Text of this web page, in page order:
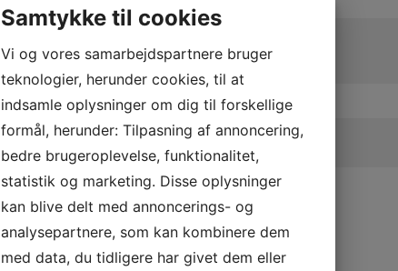
Samtykke til cookies
Vi og vores samarbejdspartnere bruger
teknologier, herunder cookies, til at
indsamle oplysninger om dig til forskellige
formål, herunder: Tilpasning af annoncering,
bedre brugeroplevelse, funktionalitet,
statistik og marketing. Disse oplysninger
kan blive delt med annoncerings- og
analysepartnere, som kan kombinere dem
med data, du tidligere har givet dem eller